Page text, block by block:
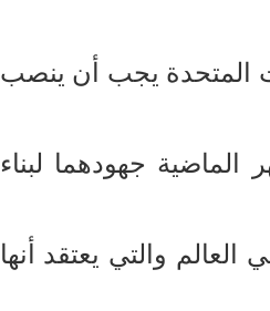
المتحدة يجب أن ينصب
جهودهما لبناء
والتي يعتقد أنها